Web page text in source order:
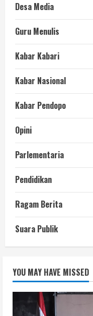
Desa Media
Guru Menulis
Kabar Kabari
Kabar Nasional
Kabar Pendopo
Opini
Parlementaria
Pendidikan
Ragam Berita
Suara Publik
YOU MAY HAVE MISSED